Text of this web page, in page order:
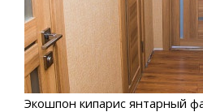
Экошпон кипарис янтарный